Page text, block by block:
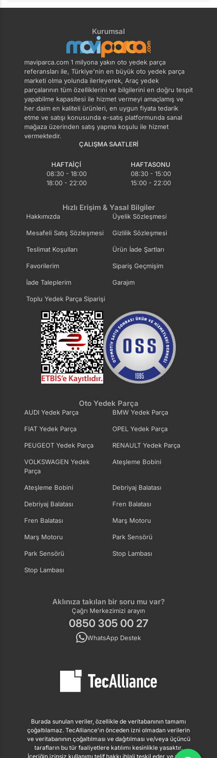
Kurumsal
maviparca.com 1 milyona yakın oto yedek parça
referansları ile, Türkiye'nin en büyük oto yedek parça
marketi olma yolunda ilerleyerek, Araç yedek
parçalarının tüm özelliklerini ve bilgilerini en doğru tespit
yapabilme kapasitesi ile hizmet vermeyi amaçlamış ve
her daim en kaliteli ürünleri, en uygun fiyata tedarik
etme ve satışı konusunda e-satış platformunda sanal
mağaza üzerinden satış yapma koşulu ile hizmet
vermektedir.
ÇALIŞMA SAATLERI
HAFTAIÇI
08:30 - 18:00
18:00 - 22:00
HAFTASONU
08:30 - 15:00
15:00 - 22:00
Hızlı Erişim & Yasal Bilgiler
Hakkımızda Üyelik Sözleşmesi
Mesafeli Satış Sözleşmesi Gizlilik Sözleşmesi
Teslimat Koşulları Ürün İade Şartları
Favorilerim Sipariş Geçmişim
İade Taleplerim Garajım
Toplu Yedek Parça Siparişi
Oto Yedek Parça
AUDI Yedek Parça BMW Yedek Parça
FIAT Yedek Parça OPEL Yedek Parça
PEUGEOT Yedek Parça RENAULT Yedek Parça
VOLKSWAGEN Yedek
Parça
Ateşleme Bobini
Ateşleme Bobini Debriyaj Balatası
Debriyaj Balatası Fren Balatası
Fren Balatası Marş Motoru
Marş Motoru Park Sensörü
Park Sensörü Stop Lambası
Stop Lambası
Aklınıza takılan bir soru mu var?
Çağrı Merkezimizi arayın
0850 305 00 27
WhatsApp Destek
Burada sunulan veriler, özellikle de veritabanının tamamı
çoğaltılamaz. TecAlliance'ın önceden izni olmadan verilerin
ve veritabanının çoğaltılması ve dağıtılması ve/veya üçüncü
tarafların bu tür faaliyetlere katılımı kesinlikle yasaktır.
İçeriğin izinsiz kullanımı telif hakkı ihlali teşkil eder ve yasal